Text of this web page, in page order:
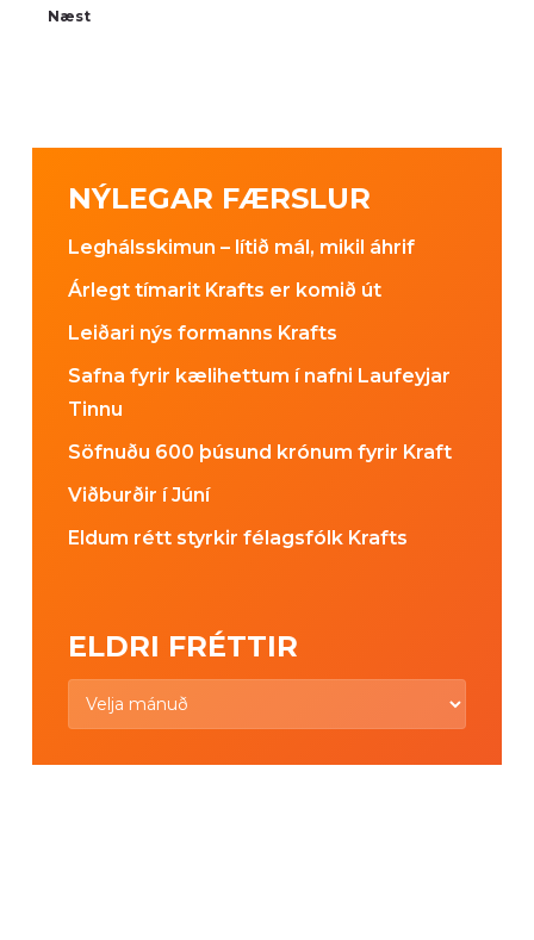
Næst
NÝLEGAR FÆRSLUR
Leghálsskimun – lítið mál, mikil áhrif
Árlegt tímarit Krafts er komið út
Leiðari nýs formanns Krafts
Safna fyrir kælihettum í nafni Laufeyjar
Tinnu
Söfnuðu 600 þúsund krónum fyrir Kraft
Viðburðir í Júní
Eldum rétt styrkir félagsfólk Krafts
ELDRI FRÉTTIR
Eldri
fréttir